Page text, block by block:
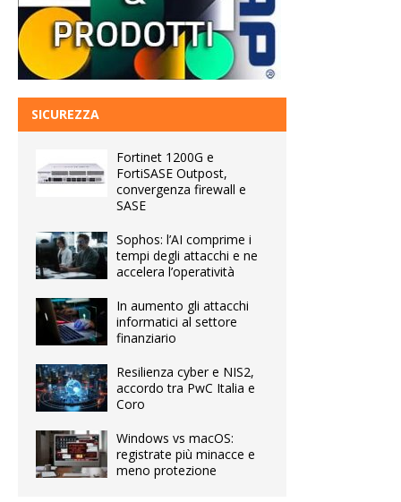
SICUREZZA
Fortinet 1200G e
FortiSASE Outpost,
convergenza firewall e
SASE
Sophos: l’AI comprime i
tempi degli attacchi e ne
accelera l’operatività
In aumento gli attacchi
informatici al settore
finanziario
Resilienza cyber e NIS2,
accordo tra PwC Italia e
Coro
Windows vs macOS:
registrate più minacce e
meno protezione